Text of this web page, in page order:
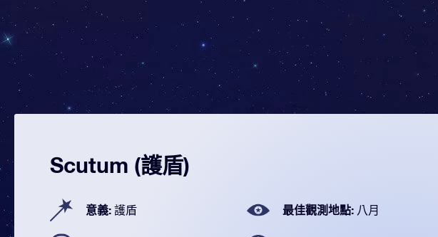
Scutum (護盾)
意義: 護盾 最佳觀測地點: 八月